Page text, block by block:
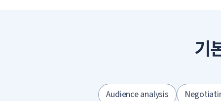
기
Audience analysis